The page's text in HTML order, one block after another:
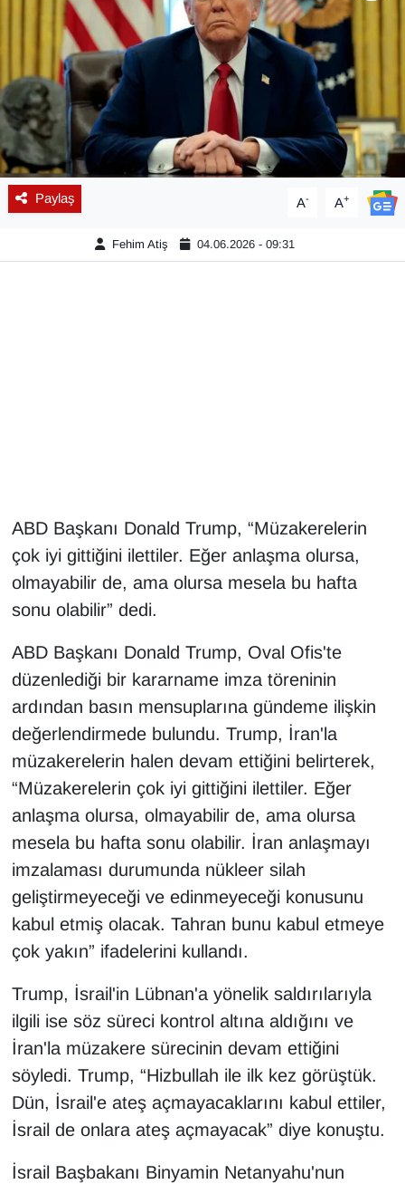
Paylaş A- A+
Fehim Atiş 04.06.2026 - 09:31
ABD Başkanı Donald Trump, “Müzakerelerin
çok iyi gittiğini ilettiler. Eğer anlaşma olursa,
olmayabilir de, ama olursa mesela bu hafta
sonu olabilir” dedi.
ABD Başkanı Donald Trump, Oval Ofis'te
düzenlediği bir kararname imza töreninin
ardından basın mensuplarına gündeme ilişkin
değerlendirmede bulundu. Trump, İran'la
müzakerelerin halen devam ettiğini belirterek,
“Müzakerelerin çok iyi gittiğini ilettiler. Eğer
anlaşma olursa, olmayabilir de, ama olursa
mesela bu hafta sonu olabilir. İran anlaşmayı
imzalaması durumunda nükleer silah
geliştirmeyeceği ve edinmeyeceği konusunu
kabul etmiş olacak. Tahran bunu kabul etmeye
çok yakın” ifadelerini kullandı.
Trump, İsrail'in Lübnan'a yönelik saldırılarıyla
ilgili ise söz süreci kontrol altına aldığını ve
İran'la müzakere sürecinin devam ettiğini
söyledi. Trump, “Hizbullah ile ilk kez görüştük.
Dün, İsrail'e ateş açmayacaklarını kabul ettiler,
İsrail de onlara ateş açmayacak” diye konuştu.
İsrail Başbakanı Binyamin Netanyahu'nun
EĞİTİM
EKONOMİ
Eleman
Emlak
En çok konuşulanlar
GENEL
Kadın
Kamu Alımları
Kim Kimdir?
Kültür & Sanat
KURDÎ
MAGAZİN
MEDYA
ONE EKONOMİ
POLİTİKA
Resmi İlanlar
RÖPORTAJ
SAĞLIK
Seri İlan
Sinema - TV
SİYASET